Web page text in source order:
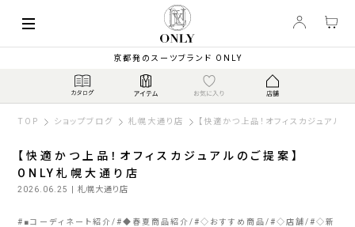
京都発のスーツブランド ONLY
TOP ショップブログ 札幌大通り店 【快適かつ上品！オフィスカジュアル
【快適かつ上品！オフィスカジュアルのご提案】
ONLY札幌大通り店
2026.06.25 | 札幌大通り店
# ■コーディネート紹介 #◆春夏商品紹介 #◇おすすめ商品 #◇店舗 #◇新